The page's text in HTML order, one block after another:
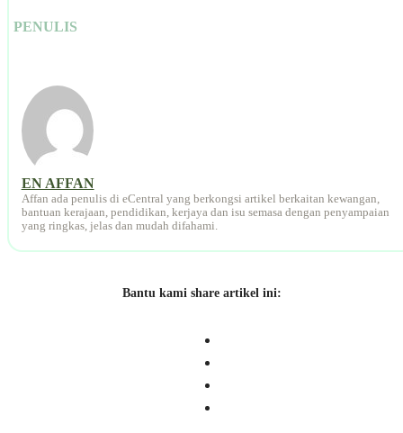
PENULIS
EN AFFAN
Affan ada penulis di eCentral yang berkongsi artikel berkaitan kewangan,
bantuan kerajaan, pendidikan, kerjaya dan isu semasa dengan penyampaian
yang ringkas, jelas dan mudah difahami.
Bantu kami share artikel ini: